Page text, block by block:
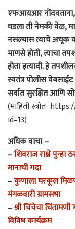
एफआयआर नोंदवताना,
घडला ती नेमकी वेळ,
नसल्यास त्याचे अचूक
माणसे होती, त्याचा
होता इत्यादी. हे
स्वतंत्र पोलीस
सर्वात सुरक्षित आणि
(माहिती स्त्रोत-
id=13)
अधिक वाचा –
–शिवराज राक्षे पुन्हा
मानाची गदा
–कुणाला घरकूल
मंगळवारी ग्रामसभा
–श्री चिंचेचा
विविध कार्यक्रम